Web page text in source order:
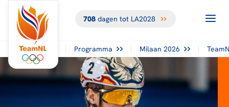
708dagen tot LA2028
Programma Milaan 2026
TERUG NAAR
OVERZICHT